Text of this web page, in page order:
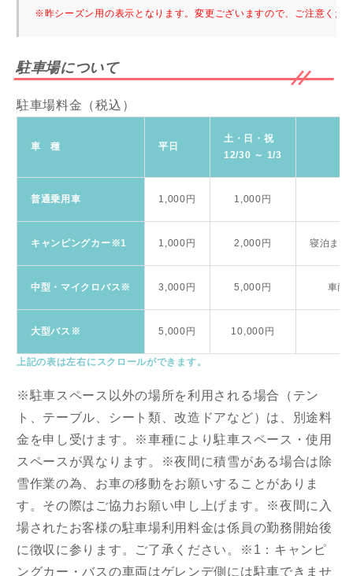
※昨シーズン用の表示となります。変更ございますので、ご注意くだ
駐車場について
駐車場料金（税込）
車 種 平日
土・日・祝
12/30 ～ 1/3
普通乗用車 1,000円 1,000円
キャンピングカー※1 1,000円 2,000円 寝泊まり
中型・マイクロバス※ 3,000円 5,000円 車両
大型バス※ 5,000円 10,000円
上記の表は左右にスクロールができます。
※駐車スペース以外の場所を利用される場合（テン
ト、テーブル、シート類、改造ドアなど）は、別途料
金を申し受けます。※車種により駐車スペース・使用
スペースが異なります。※夜間に積雪がある場合は除
雪作業の為、お車の移動をお願いすることがありま
す。その際はご協力お願い申し上げます。※夜間に入
場されたお客様の駐車場利用料金は係員の勤務開始後
に徴収に参ります。ご了承ください。※1：キャンピ
ングカー・バスの車両はゲレンデ側には駐車できませ